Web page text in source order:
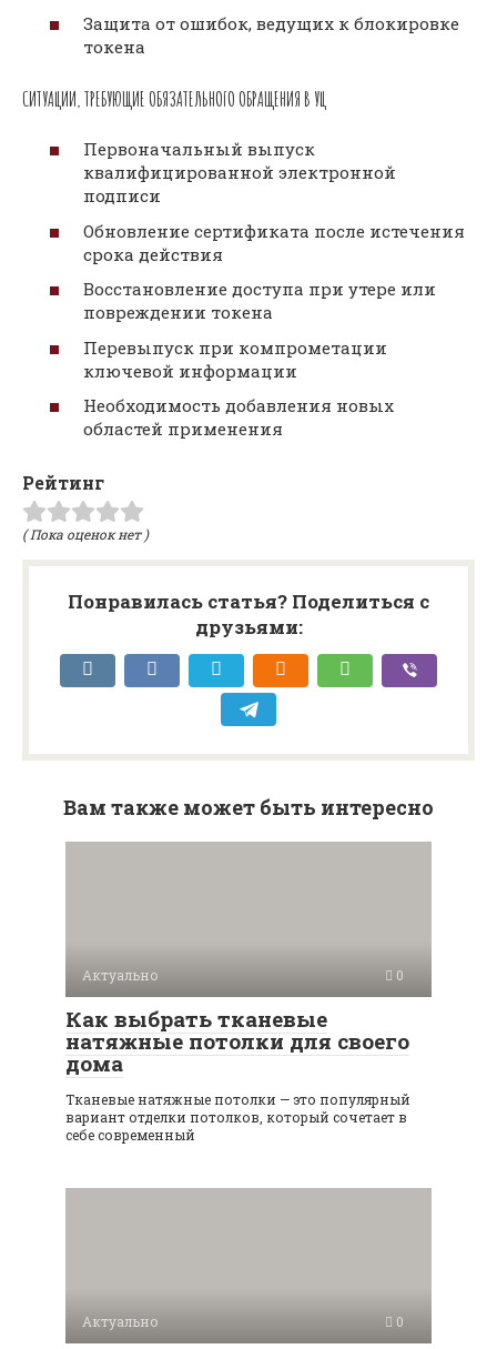
Защита от ошибок, ведущих к блокировке
токена
СИТУАЦИИ, ТРЕБУЮЩИЕ ОБЯЗАТЕЛЬНОГО ОБРАЩЕНИЯ В УЦ
Первоначальный выпуск
квалифицированной электронной
подписи
Обновление сертификата после истечения
срока действия
Восстановление доступа при утере или
повреждении токена
Перевыпуск при компрометации
ключевой информации
Необходимость добавления новых
областей применения
Рейтинг
( Пока оценок нет )
Понравилась статья? Поделиться с
друзьями:
Вам также может быть интересно
Актуально 0
Как выбрать тканевые
натяжные потолки для своего
дома
Тканевые натяжные потолки — это популярный
вариант отделки потолков, который сочетает в
себе современный
Актуально 0